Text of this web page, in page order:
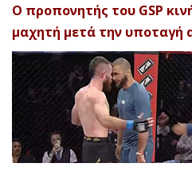
Ο προπονητής του GSP
μαχητή μετά την υποταγή